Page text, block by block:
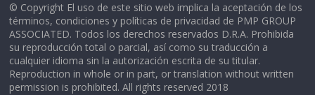
© Copyright El uso de este sitio web implica la aceptación de los
términos, condiciones y políticas de privacidad de PMP GROUP
ASSOCIATED. Todos los derechos reservados D.R.A. Prohibida
su reproducción total o parcial, así como su traducción a
cualquier idioma sin la autorización escrita de su titular.
Reproduction in whole or in part, or translation without written
permission is prohibited. All rights reserved 2018